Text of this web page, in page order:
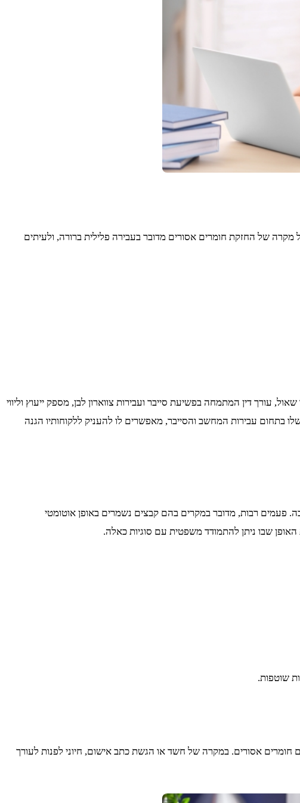
של החזקת חומרים אסורים מדובר בעבירה פלילית ברורה, ולעיתים
עורך דין המתמחה בפשיעת סייבר ועבירות צווארון לבן, מספק ייעוץ וליווי
בתחום עבירות המחשב והסייבר, מאפשרים לו להעניק ללקוחותיו הגנה
פעמים רבות, מדובר במקרים בהם קבצים נשמרים באופן אוטומטי
שבו ניתן להתמודד משפטית עם סוגיות כאלה.
שוטפות.
חומרים אסורים. במקרה של חשד או הגשת כתב אישום, חיוני לפנות לעורך